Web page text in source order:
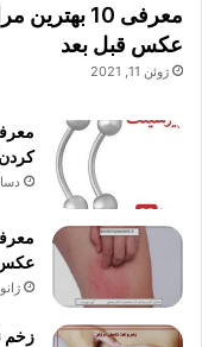
معرفی 10
عکس قبل بعد
ژوئن 11, 2021
دسامبر
ژانویه
زخم